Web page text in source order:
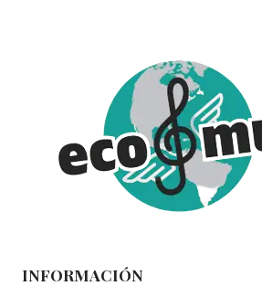
INFORMACIÓN